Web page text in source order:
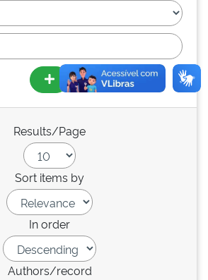
Results/Page
Sort items by
In order
Authors/record